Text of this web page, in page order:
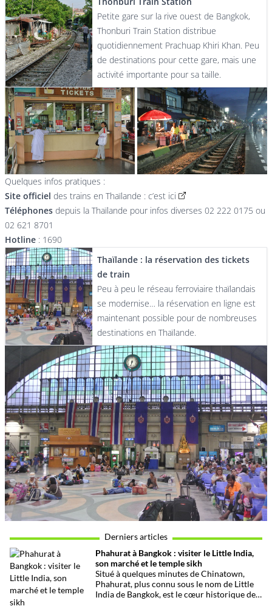
Petite gare sur la rive ouest de Bangkok,
Thonburi Train Station distribue
quotidiennement Prachuap Khiri Khan. Peu
de destinations pour cette gare, mais une
activité importante pour sa taille.
Quelques infos pratiques :
Site officiel des trains en Thaïlande : c’est ici
Téléphones depuis la Thaïlande pour infos diverses 02 222 0175 ou
02 621 8701
Hotline : 1690
Thaïlande : la réservation des tickets
de train
Peu à peu le réseau ferroviaire thaïlandais
se modernise… la réservation en ligne est
maintenant possible pour de nombreuses
destinations en Thaïlande.
Derniers articles
Phahurat à Bangkok : visiter le Little India,
son marché et le temple sikh
Situé à quelques minutes de Chinatown,
Phahurat, plus connu sous le nom de Little
India de Bangkok, est le cœur historique de